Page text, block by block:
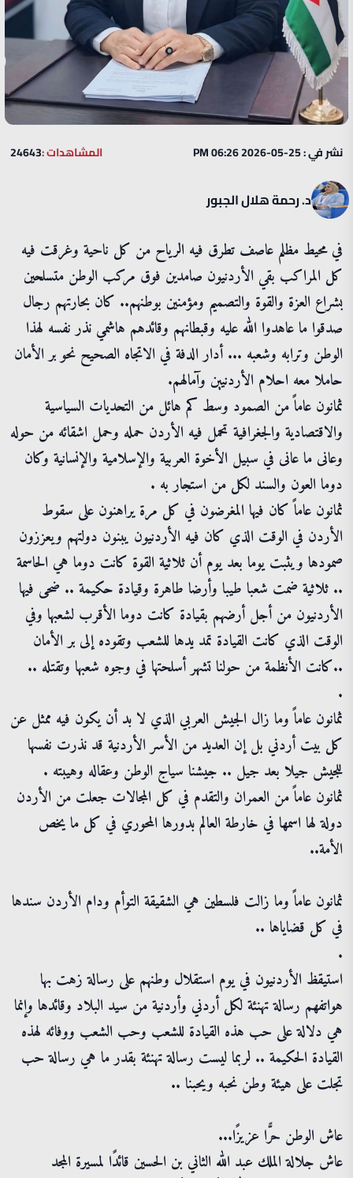
نشر في : 25-05-2026 06:26 PM المشاهدات :24643
د. رحمة هلال الجبور
في محيط مظلم عاصف تطرق فيه الرياح من كل ناحية وغرقت فيه
كل المراكب بقي الأردنيون صامدين فوق مركب الوطن متسلحين
بشراع العزة والقوة والتصميم ومؤمنين بوطنهم.. كان بحارتهم رجال
صدقوا ما عاهدوا الله عليه وقبطانهم وقائدهم هاشمي نذر نفسه لهذا
الوطن وترابه وشعبه ... أدار الدفة في الاتجاه الصحيح نحو بر الأمان
حاملا معه احلام الأردنيين وآمالهم.
ثمانون عاماً من الصمود وسط كم هائل من التحديات السياسية
والاقتصادية والجغرافية تحمل فيه الأردن حمله وحمل اشقائه من حوله
وعانى ما عانى في سبيل الأخوة العربية والإسلامية والإنسانية وكان
دوما العون والسند لكل من استجار به .
ثمانون عاماً كان فيها المغرضون في كل مرة يراهنون على سقوط
الأردن في الوقت الذي كان فيه الأردنيون يبنون دولتهم ويعززون
صمودها ويثبت يوما بعد يوم أن ثلاثية القوة كانت دوما هي الحاسمة
.. ثلاثية ضمت شعبا طيبا وأرضا طاهرة وقيادة حكيمة .. ضحى فيها
الأردنيون من أجل أرضهم بقيادة كانت دوما الأقرب لشعبها وفي
الوقت الذي كانت القيادة تمد يدها للشعب وتقوده إلى بر الأمان
..كانت الأنظمة من حولنا تشهر أسلحتها في وجوه شعبها وتقتله ..
.
ثمانون عاماً وما زال الجيش العربي الذي لا بد أن يكون فيه ممثل عن
كل بيت أردني بل إن العديد من الأسر الأردنية قد نذرت نفسها
للجيش جيلا بعد جيل .. جيشنا سياج الوطن وعقاله وهيبته .
ثمانون عاماً من العمران والتقدم في كل المجالات جعلت من الأردن
دولة لها اسمها في خارطة العالم بدورها المحوري في كل ما يخص
الأمة..
ثمانون عاماً وما زالت فلسطين هي الشقيقة التوأم ودام الأردن سندها
في كل قضاياها ..
.
استيقظ الأردنيون في يوم استقلال وطنهم على رسالة زهت بها
هواتفهم رسالة تهنئة لكل أردني وأردنية من سيد البلاد وقائدها وإنما
هي دلالة على حب هذه القيادة للشعب وحب الشعب ووفائه لهذه
القيادة الحكيمة .. لربما ليست رسالة تهنئة بقدر ما هي رسالة حب
تجلت على هيئة وطن نحبه ويحبنا ..
عاش الوطن حرًّا عزيزًا...
عاش جلالة الملك عبد الله الثاني بن الحسين قائدًا لمسيرة المجد